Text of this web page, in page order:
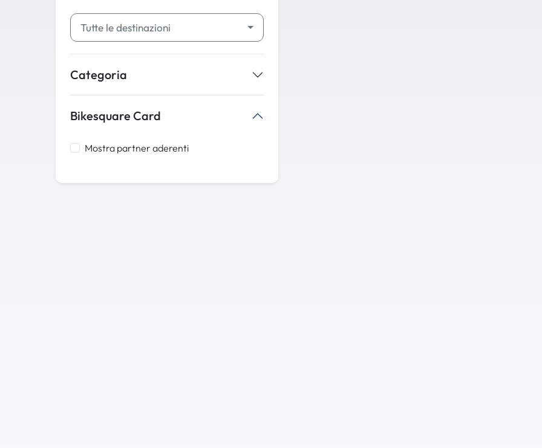
Tutte le destinazioni
Categoria
Bikesquare Card
Mostra partner aderenti